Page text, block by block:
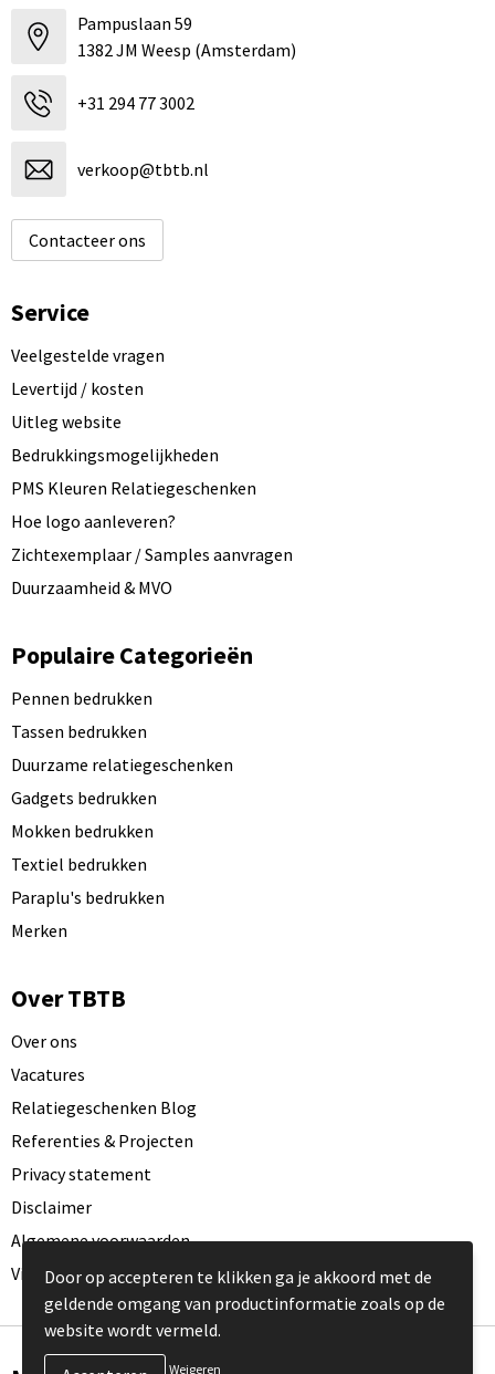
Pampuslaan 59
1382 JM Weesp (Amsterdam)
+31 294 77 3002
verkoop@tbtb.nl
Contacteer ons
Service
Veelgestelde vragen
Levertijd / kosten
Uitleg website
Bedrukkingsmogelijkheden
PMS Kleuren Relatiegeschenken
Hoe logo aanleveren?
Zichtexemplaar / Samples aanvragen
Duurzaamheid & MVO
Populaire Categorieën
Pennen bedrukken
Tassen bedrukken
Duurzame relatiegeschenken
Gadgets bedrukken
Mokken bedrukken
Textiel bedrukken
Paraplu's bedrukken
Merken
Over TBTB
Over ons
Vacatures
Relatiegeschenken Blog
Referenties & Projecten
Privacy statement
Disclaimer
Algemene voorwaarden
Visit our EU website
Door op accepteren te klikken ga je akkoord met de
geldende omgang van productinformatie zoals op de
website wordt vermeld.
Weigeren